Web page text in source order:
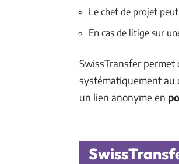
Le chef de projet
En cas de litige sur
SwissTransfer permet
systématiquement au
un lien anonyme en